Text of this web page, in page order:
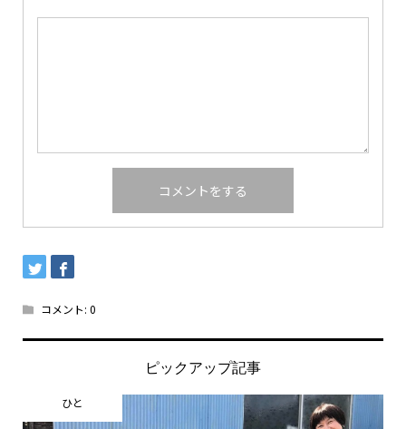
コメント: 0
ピックアップ記事
ひと